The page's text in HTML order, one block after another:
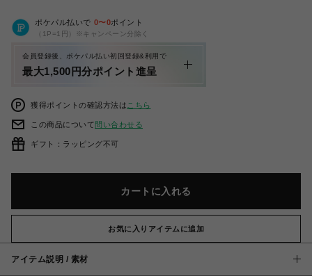
ポケパル払いで 0〜0ポイント
（1P=1円）※キャンペーン分除く
会員登録後、ポケパル払い初回登録&利用で
最大1,500円分ポイント進呈
獲得ポイントの確認方法は こちら
この商品について問い合わせる
ギフト：ラッピング不可
カートに入れる
お気に入りアイテムに追加
アイテム説明 / 素材